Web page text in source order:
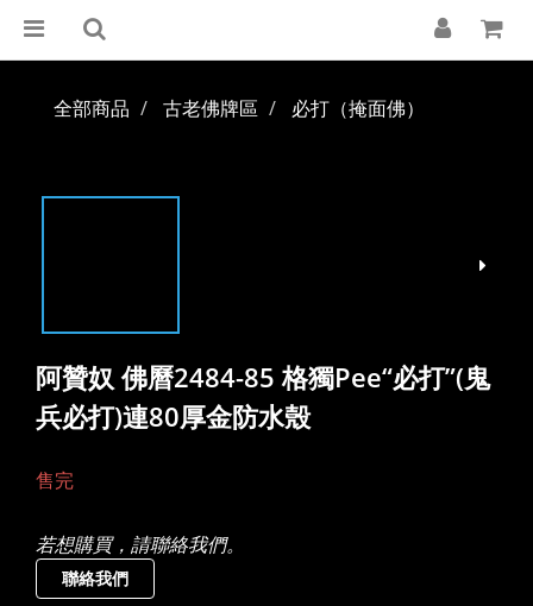
全部商品 古老佛牌區 必打（掩面佛）
阿贊奴 佛曆2484-85 格獨Pee“必打”(鬼
兵必打)連80厚金防水殼
售完
若想購買，請聯絡我們。
聯絡我們